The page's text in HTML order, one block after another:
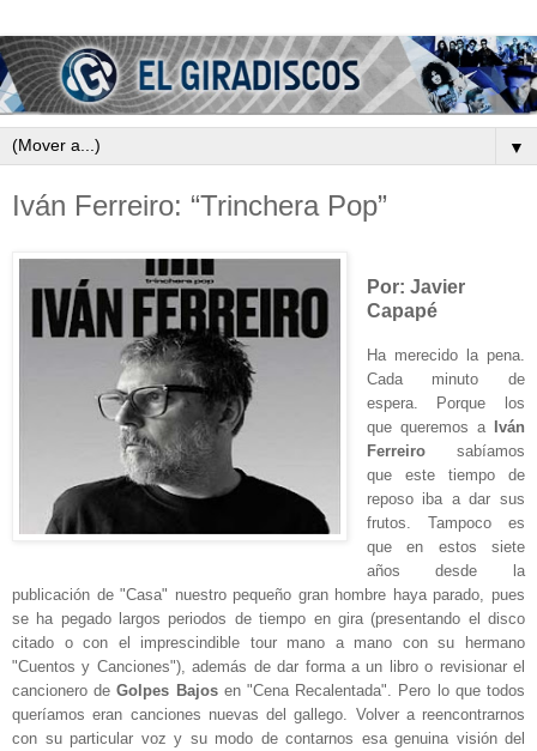
▼
Iván Ferreiro: “Trinchera Pop”
Por: Javier
Capapé
Ha merecido la pena.
Cada minuto de
espera. Porque los
que queremos a
Iván
Ferreirosabíamos
que este tiempo de
reposo iba a dar sus
frutos. Tampoco es
que en estos siete
años desde la
publicación de "Casa" nuestro pequeño gran hombre haya parado, pues
se ha pegado largos periodos de tiempo en gira (presentando el disco
citado o con el imprescindible tour mano a mano con su hermano
"Cuentos y Canciones"), además de dar forma a un libro o revisionar el
cancionero deGolpes Bajos en "Cena Recalentada". Pero lo que todos
queríamos eran canciones nuevas del gallego. Volver a reencontrarnos
con su particular voz y su modo de contarnos esa genuina visión del